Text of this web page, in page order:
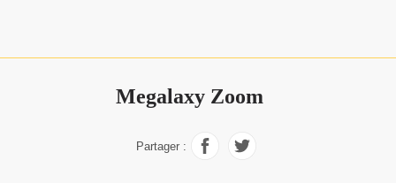
Megalaxy Zoom
Partager :